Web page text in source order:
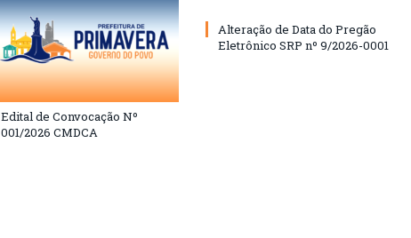
Edital de Convocação Nº
001/2026 CMDCA
Alteração de Data do Pregão
Eletrônico SRP nº 9/2026-0001